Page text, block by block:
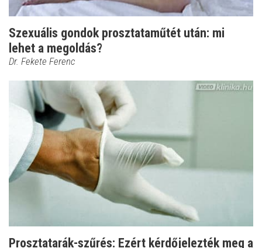
Szexuális gondok prosztataműtét után: mi
lehet a megoldás?
Dr. Fekete Ferenc
Prosztatarák-szűrés: Ezért kérdőjelezték meg a